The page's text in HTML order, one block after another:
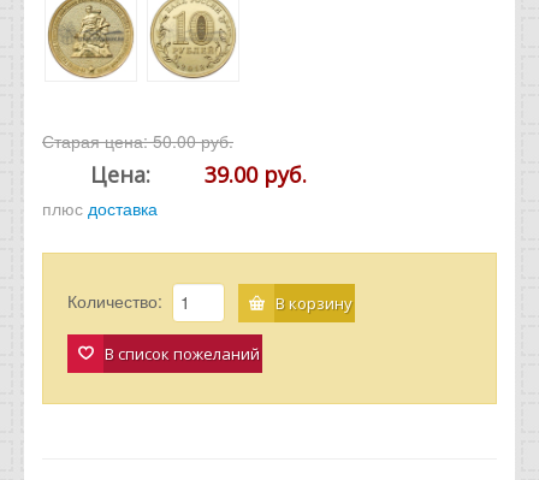
Старая цена:50.00 руб.
Цена: 39.00 руб.
плюс доставка
Количество: В корзину
В список пожеланий